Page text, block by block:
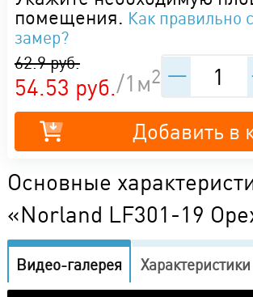
помещения. Как правильно
замер?
54.53 руб.
62.9 руб.
/1м2
Добавить в
Основные
«Norland LF301-19
Видео-галерея Характеристики